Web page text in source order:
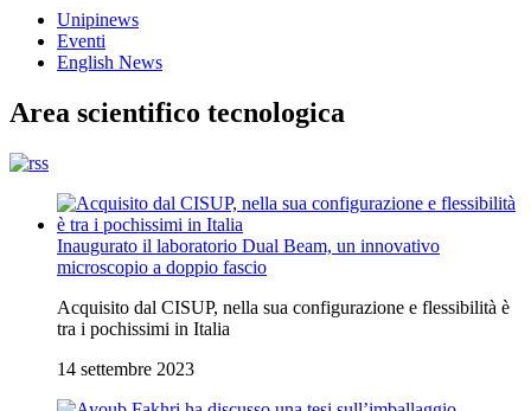
Unipinews
Eventi
English News
Area scientifico tecnologica
Inaugurato il laboratorio Dual Beam, un innovativo
microscopio a doppio fascio
Acquisito dal CISUP, nella sua configurazione e flessibilità è
tra i pochissimi in Italia
14 settembre 2023